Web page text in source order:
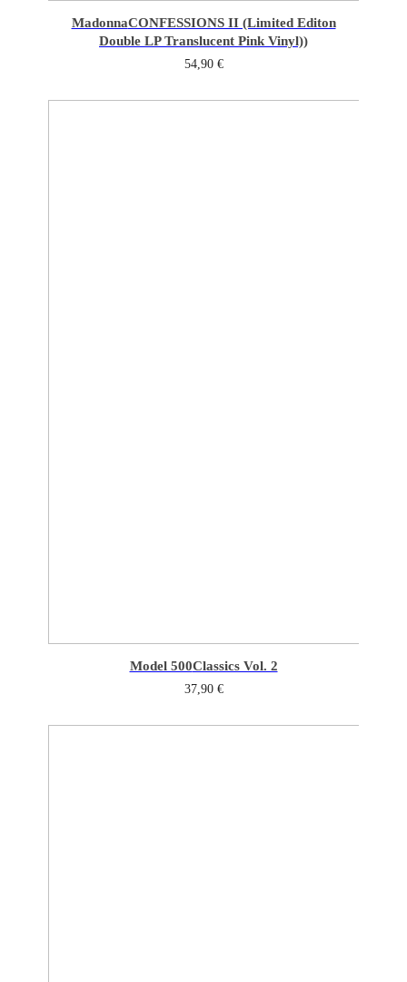
MadonnaCONFESSIONS II (Limited Editon
Double LP Translucent Pink Vinyl))
54,90 €
Model 500Classics Vol. 2
37,90 €